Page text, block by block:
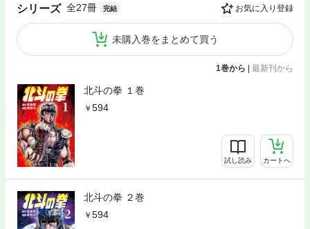
シリーズ 全27冊 完結 お気に入り登録
未購入巻をまとめて買う
1巻から | 最新刊から
北斗の拳 １巻
594
試し読み カートへ
北斗の拳 ２巻
594